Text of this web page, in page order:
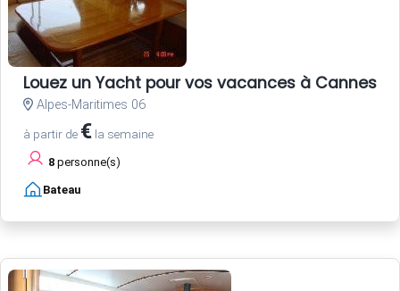
Louez un Yacht pour vos vacances à Cannes
Alpes-Maritimes 06
à partir de € la semaine
8 personne(s)
Bateau